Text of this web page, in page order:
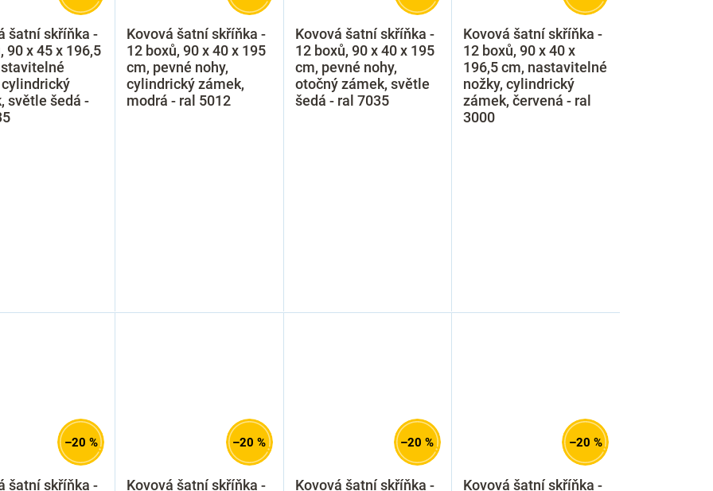
šatní skříňka -
90 x 45 x 196,5
cylindrický
světle šedá -
Kovová šatní skříňka -
12 boxů, 90 x 40 x 195
cm, pevné nohy,
cylindrický zámek,
modrá - ral 5012
Kovová šatní skříňka -
12 boxů, 90 x 40 x 195
cm, pevné nohy,
otočný zámek, světle
šedá - ral 7035
Kovová šatní skříňka -
12 boxů, 90 x 40 x
196,5 cm, nastavitelné
nožky, cylindrický
zámek, červená - ral
3000
–20 %
šatní skříňka -
–20 %
Kovová šatní skříňka -
–20 %
Kovová šatní skříňka -
–20 %
Kovová šatní skříňka -